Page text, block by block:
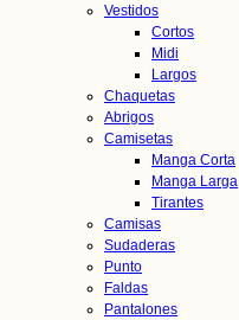
Vestidos
Cortos
Midi
Largos
Chaquetas
Abrigos
Camisetas
Manga Corta
Manga Larga
Tirantes
Camisas
Sudaderas
Punto
Faldas
Pantalones